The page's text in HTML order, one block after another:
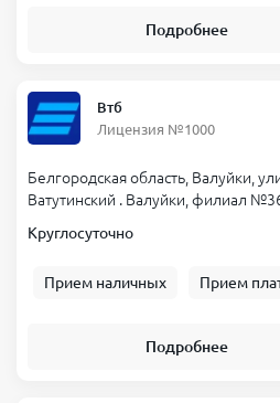
Подробнее
Втб
Лицензия №1000
Белгородская область, Валуйки,
Ватутинский . Валуйки, филиал
Круглосуточно
Прием наличных Прием
Подробнее